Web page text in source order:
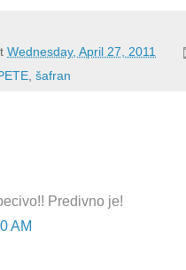
Wednesday, April 27, 2011
, šafran
Predivno je!
AM